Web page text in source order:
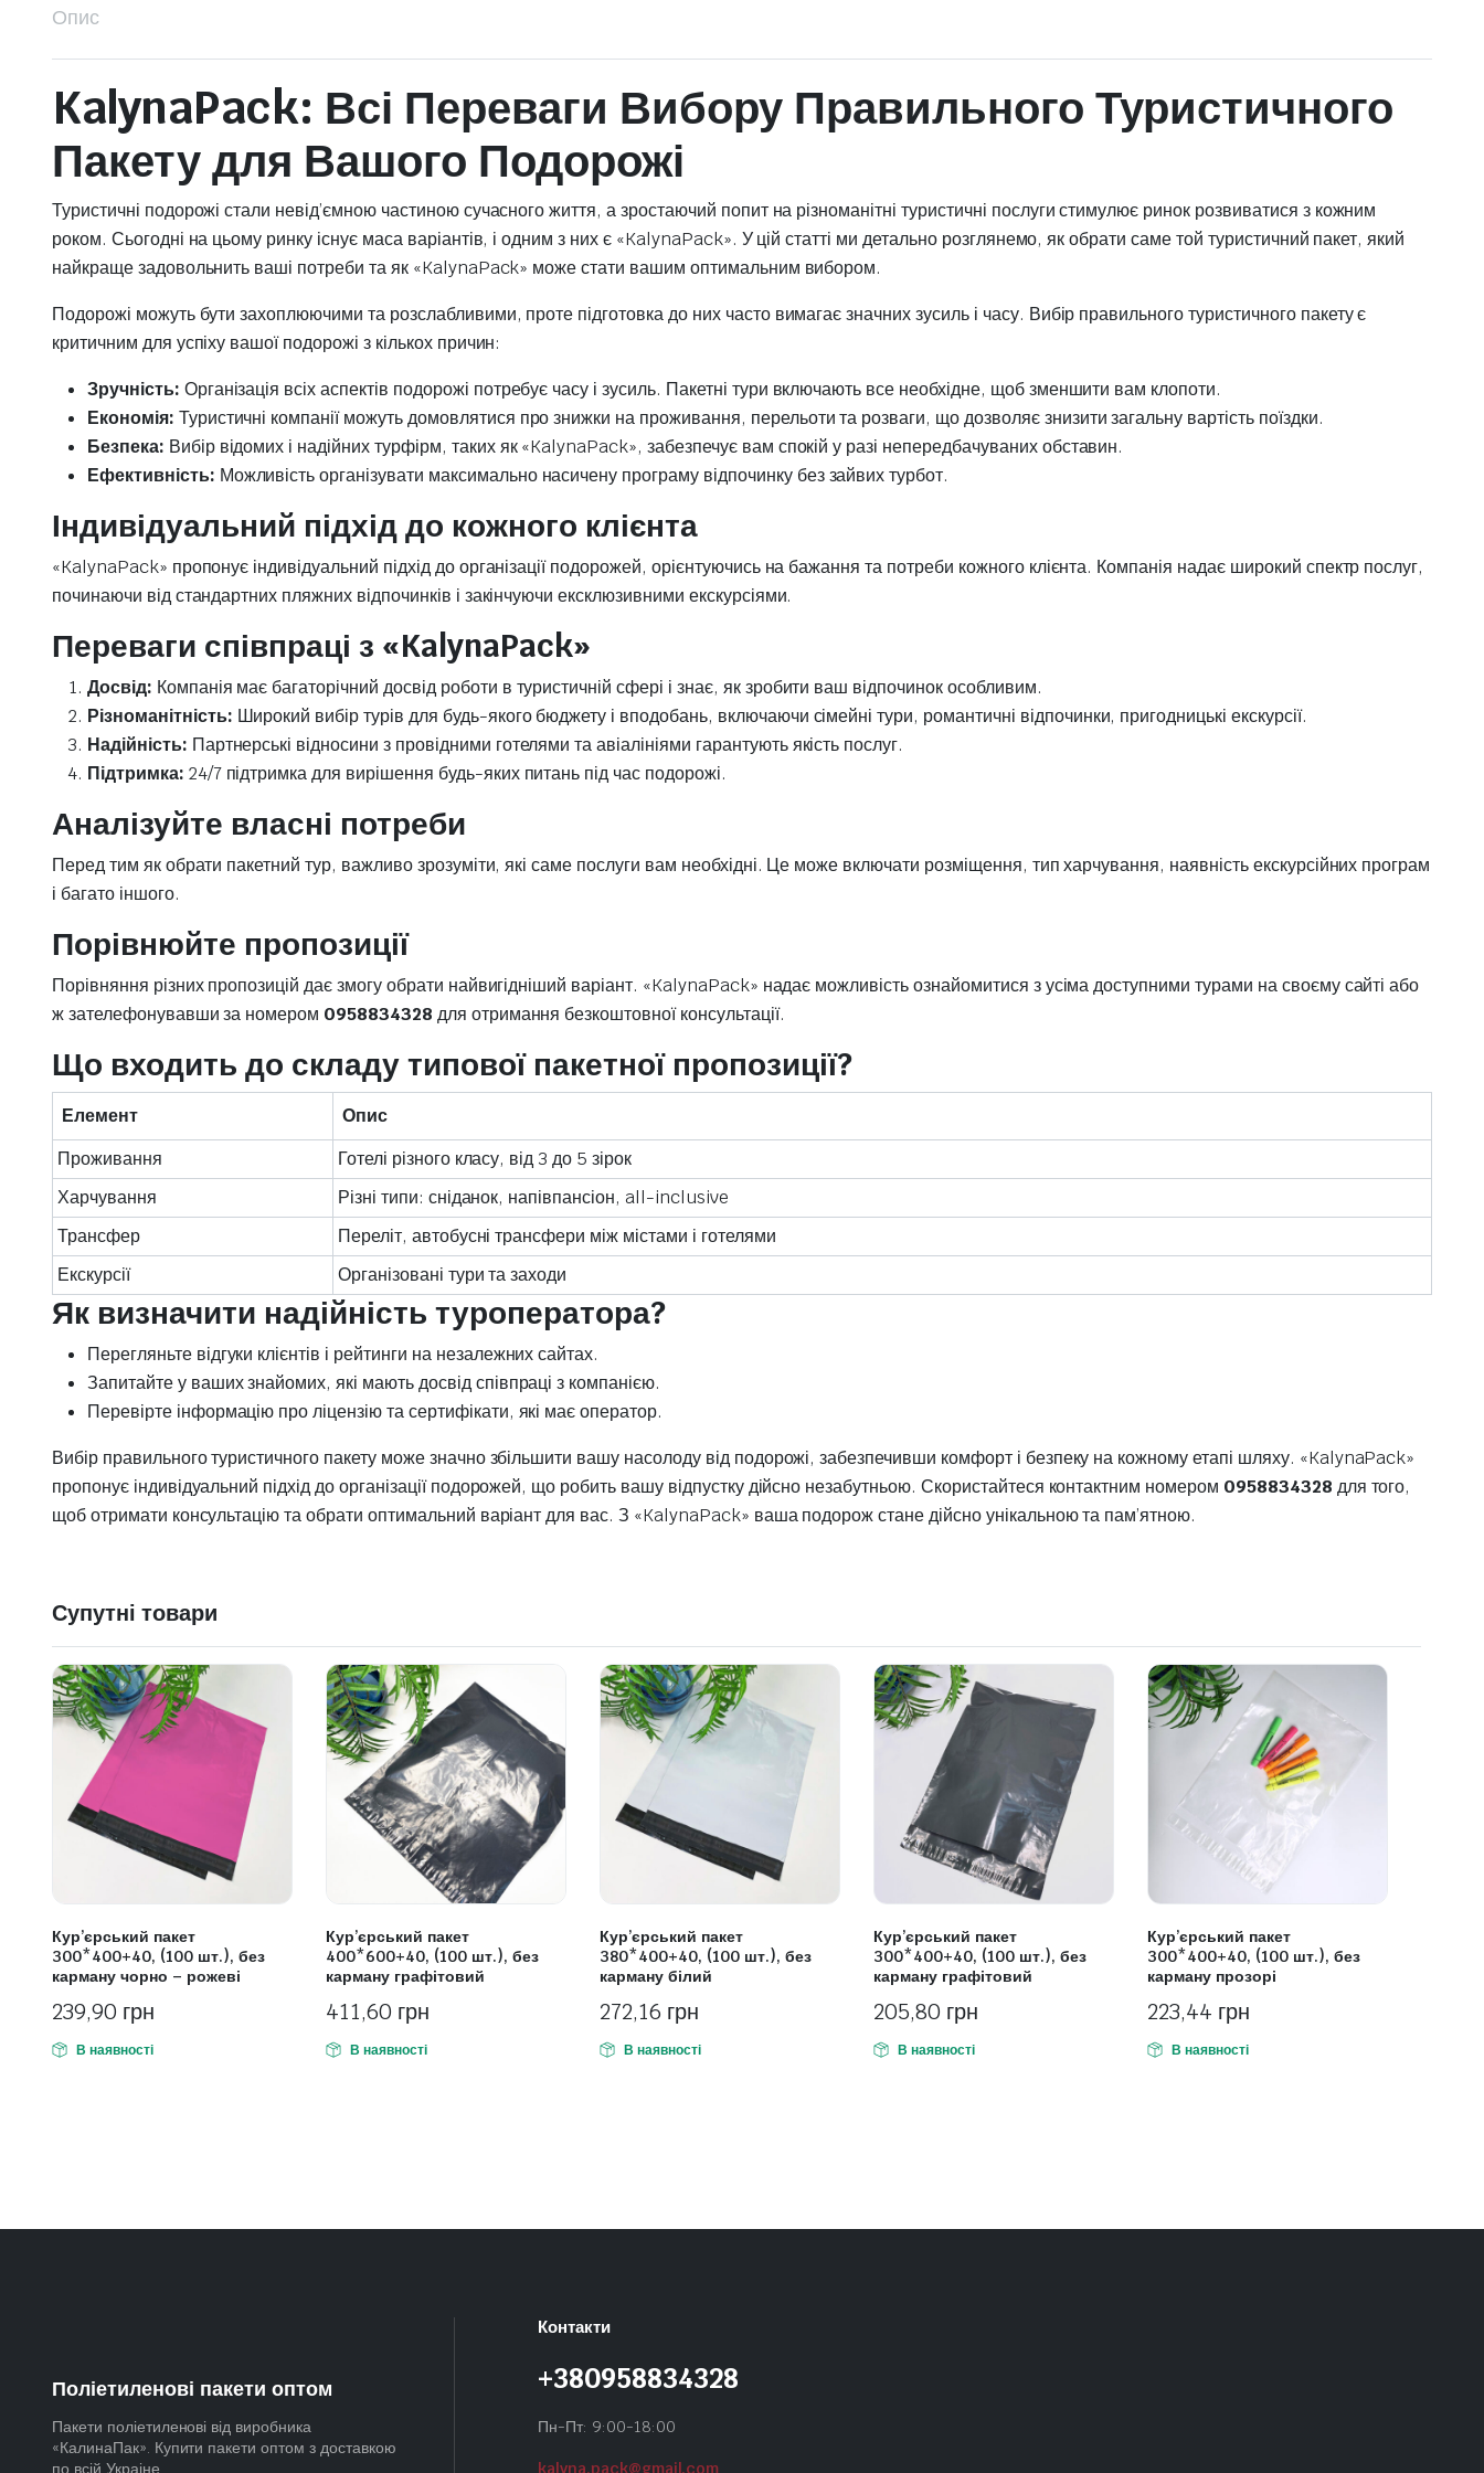
Опис
KalynaPack: Всі Переваги Вибору Правильного Туристичного
Пакету для Вашого Подорожі
Туристичні подорожі стали невід’ємною частиною сучасного життя, а зростаючий попит на різноманітні туристичні послуги стимулює ринок розвиватися з кожним
роком. Сьогодні на цьому ринку існує маса варіантів, і одним з них є «KalynaPack». У цій статті ми детально розглянемо, як обрати саме той туристичний пакет, який
найкраще задовольнить ваші потреби та як «KalynaPack» може стати вашим оптимальним вибором.
Подорожі можуть бути захоплюючими та розслабливими, проте підготовка до них часто вимагає значних зусиль і часу. Вибір правильного туристичного пакету є
критичним для успіху вашої подорожі з кількох причин:
Зручність: Організація всіх аспектів подорожі потребує часу і зусиль. Пакетні тури включають все необхідне, щоб зменшити вам клопоти.
Економія: Туристичні компанії можуть домовлятися про знижки на проживання, перельоти та розваги, що дозволяє знизити загальну вартість поїздки.
Безпека: Вибір відомих і надійних турфірм, таких як «KalynaPack», забезпечує вам спокій у разі непередбачуваних обставин.
Ефективність: Можливість організувати максимально насичену програму відпочинку без зайвих турбот.
Індивідуальний підхід до кожного клієнта
«KalynaPack» пропонує індивідуальний підхід до організації подорожей, орієнтуючись на бажання та потреби кожного клієнта. Компанія надає широкий спектр послуг,
починаючи від стандартних пляжних відпочинків і закінчуючи ексклюзивними екскурсіями.
Переваги співпраці з «KalynaPack»
Досвід: Компанія має багаторічний досвід роботи в туристичній сфері і знає, як зробити ваш відпочинок особливим.
Різноманітність: Широкий вибір турів для будь-якого бюджету і вподобань, включаючи сімейні тури, романтичні відпочинки, пригодницькі екскурсії.
Надійність: Партнерські відносини з провідними готелями та авіалініями гарантують якість послуг.
Підтримка: 24/7 підтримка для вирішення будь-яких питань під час подорожі.
Аналізуйте власні потреби
Перед тим як обрати пакетний тур, важливо зрозуміти, які саме послуги вам необхідні. Це може включати розміщення, тип харчування, наявність екскурсійних програм
і багато іншого.
Порівнюйте пропозиції
Порівняння різних пропозицій дає змогу обрати найвигідніший варіант. «KalynaPack» надає можливість ознайомитися з усіма доступними турами на своєму сайті або
ж зателефонувавши за номером 0958834328 для отримання безкоштовної консультації.
Що входить до складу типової пакетної пропозиції?
Елемент
Опис
Проживання
Готелі різного класу, від 3 до 5 зірок
Харчування
Різні типи: сніданок, напівпансіон, all-inclusive
Трансфер
Переліт, автобусні трансфери між містами і готелями
Екскурсії
Організовані тури та заходи
Як визначити надійність туроператора?
Перегляньте відгуки клієнтів і рейтинги на незалежних сайтах.
Запитайте у ваших знайомих, які мають досвід співпраці з компанією.
Перевірте інформацію про ліцензію та сертифікати, які має оператор.
Вибір правильного туристичного пакету може значно збільшити вашу насолоду від подорожі, забезпечивши комфорт і безпеку на кожному етапі шляху. «KalynaPack»
пропонує індивідуальний підхід до організації подорожей, що робить вашу відпустку дійсно незабутньою. Скористайтеся контактним номером 0958834328 для того,
щоб отримати консультацію та обрати оптимальний варіант для вас. З «KalynaPack» ваша подорож стане дійсно унікальною та пам’ятною.
Супутні товари
Кур’єрський пакет
300*400+40, (100 шт.), без
карману чорно – рожеві
239,90 грн
В наявності
Кур’єрський пакет
400*600+40, (100 шт.), без
карману графітовий
411,60 грн
В наявності
Кур’єрський пакет
380*400+40, (100 шт.), без
карману білий
272,16 грн
В наявності
Кур’єрський пакет
300*400+40, (100 шт.), без
карману графітовий
205,80 грн
В наявності
Кур’єрський пакет
300*400+40, (100 шт.), без
карману прозорі
223,44 грн
В наявності
Поліетиленові пакети оптом
Пакети поліетиленові від виробника
«КалинаПак». Купити пакети оптом з доставкою
по всій Украіне.
Контакти
+380958834328
Пн-Пт: 9:00-18:00
kalyna.pack@gmail.com